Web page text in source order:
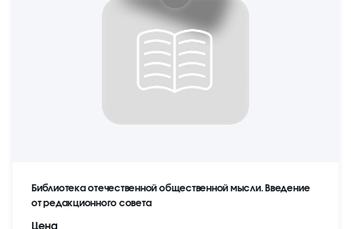
Библиотека отечественной общественной мысли. Введение
от редакционного совета
Цена